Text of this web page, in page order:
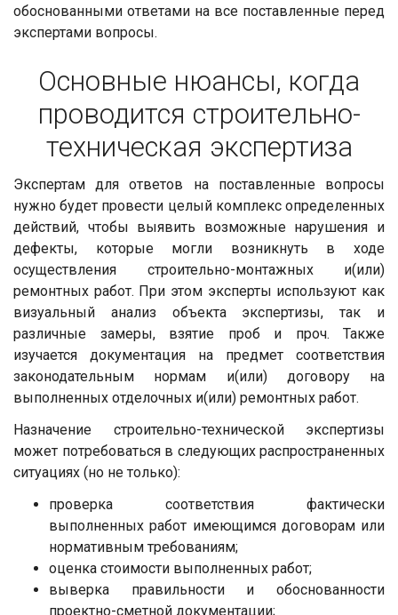
обоснованными ответами на все поставленные перед
экспертами вопросы.
Основные нюансы, когда
проводится строительно-
техническая экспертиза
Экспертам для ответов на поставленные вопросы
нужно будет провести целый комплекс определенных
действий, чтобы выявить возможные нарушения и
дефекты, которые могли возникнуть в ходе
осуществления строительно-монтажных и(или)
ремонтных работ. При этом эксперты используют как
визуальный анализ объекта экспертизы, так и
различные замеры, взятие проб и проч. Также
изучается документация на предмет соответствия
законодательным нормам и(или) договору на
выполненных отделочных и(или) ремонтных работ.
Назначение строительно-технической экспертизы
может потребоваться в следующих распространенных
ситуациях (но не только):
проверка соответствия фактически
выполненных работ имеющимся договорам или
нормативным требованиям;
оценка стоимости выполненных работ;
выверка правильности и обоснованности
проектно-сметной документации;